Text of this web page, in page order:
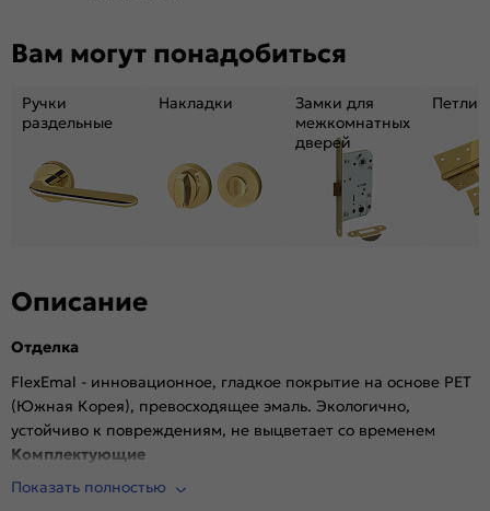
Вес, кг:
Кромка:
Алюминиевая черная матовая
Гладкая, матовая
Возможность покраски:
Нет
Для влажных помещений:
Да
Уровень шумоизоляции:
Фрезеровка под петли:
Износостойкость:
Высокая
Пропускает свет:
Подходит под двухстворчатый проём:
Гарантия (лет):
Материал:
Вам могут понадобиться
Ручки
раздельные
Накладки
Замки для
межкомнатных
дверей
Петли
Описание
Отделка
FlexEmal - инновационное, гладкое покрытие на основе PET
(Южная Корея), превосходящее эмаль. Экологично,
устойчиво к повреждениям, не выцветает со временем
Комплектующие
Врезана магнитная защелка AGB, выполнена фрезеровка
Показать полностью